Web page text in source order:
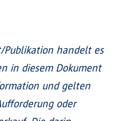
Publikation handelt es
in diesem Dokument
und gelten
oder